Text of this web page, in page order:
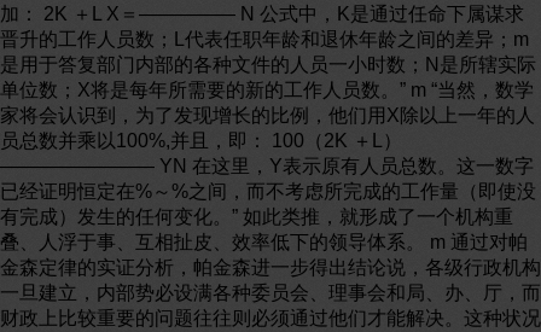
加： 2K ＋L X＝————— N 公式中，K是通过任命下属谋求
晋升的工作人员数；L代表任职年龄和退休年龄之间的差异；m
是用于答复部门内部的各种文件的人员一小时数；N是所辖实际
单位数；X将是每年所需要的新的工作人员数。” m “当然，数学
家将会认识到，为了发现增长的比例，他们用X除以上一年的人
员总数并乘以100%,并且，即： 100（2K ＋L）
———————— YN 在这里，Y表示原有人员总数。这一数字
已经证明恒定在%～%之间，而不考虑所完成的工作量（即使没
有完成）发生的任何变化。” 如此类推，就形成了一个机构重
叠、人浮于事、互相扯皮、效率低下的领导体系。 m 通过对帕
金森定律的实证分析，帕金森进一步得出结论说，各级行政机构
一旦建立，内部势必设满各种委员会、理事会和局、办、厅，而
财政上比较重要的问题往往则必须通过他们才能解决。这种状况